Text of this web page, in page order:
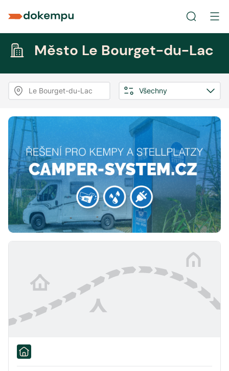
Město Le Bourget-du-Lac
Le Bourget-du-Lac Všechny